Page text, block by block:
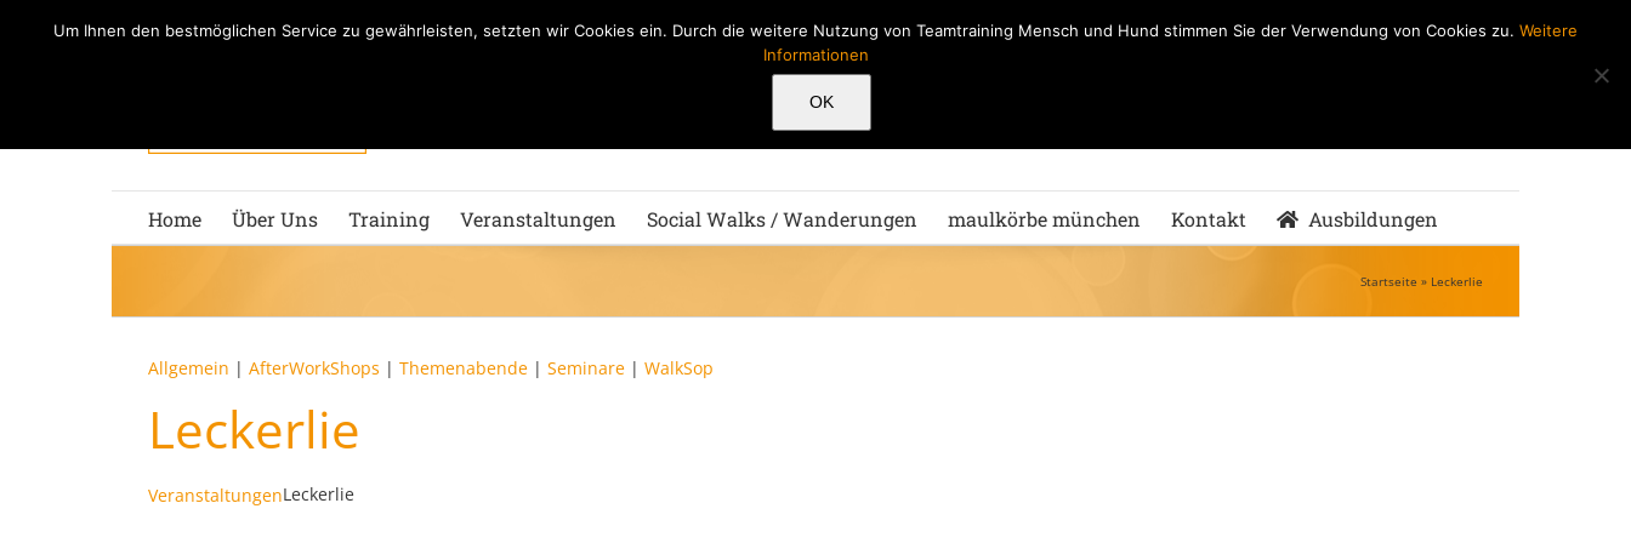
Home Über Uns Training Veranstaltungen Social Walks / Wanderungen maulkörbe münchen Kontakt Ausbildungen
Startseite » Leckerlie
Allgemein | AfterWorkShops | Themenabende | Seminare | WalkSop
Leckerlie
VeranstaltungenLeckerlie
Um Ihnen den bestmöglichen Service zu gewährleisten, setzten wir Cookies ein. Durch die weitere Nutzung von Teamtraining Mensch und Hund stimmen Sie der Verwendung von Cookies zu. Weitere
Informationen
OK